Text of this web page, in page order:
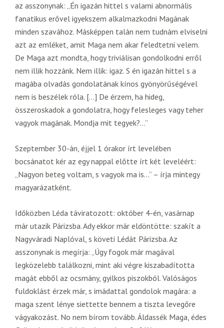
az asszonynak: „Én igazán hittel s valami abnormális
fanatikus erővel igyekszem alkalmazkodni Magának
minden szavához. Másképpen talán nem tudnám elviselni
azt az emléket, amit Maga nem akar feledtetni velem.
De Maga azt mondta, hogy triviálisan gondolkodni erről
nem illik hozzánk. Nem illik: igaz. S én igazán hittel s a
magába olvadás gondolatának kínos gyönyörűségével
nem is beszélek róla. […] De érzem, ha hideg,
összeroskadok a gondolatra, hogy felesleges vagy teher
vagyok magának. Mondja mit tegyek?…”
Szeptember 30-án, éjjel 1 órakor írt levelében
bocsánatot kér az egy nappal előtte írt két leveléért:
„Nagyon beteg voltam, s vagyok ma is…” – írja mintegy
magyarázatként.
Időközben Léda táviratozott: október 4-én, vasárnap
már utazik Párizsba. Ady ekkor már eldöntötte: szakít a
Nagyváradi Naplóval, s követi Lédát Párizsba. Az
asszonynak is megírja: „Úgy fogok már magával
legközelebb találkozni, mint aki végre kiszabadította
magát ebből az ocsmány, gyilkos piszokból. Valóságos
fuldoklást érzek már, s imádattal gondolok magára: a
maga szent lénye siettette bennem a tiszta levegőre
vágyakozást. No nem bírom tovább. Áldassék Maga, édes